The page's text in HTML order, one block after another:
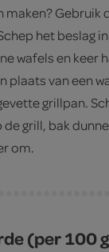
Gebruik
het beslag
wafels en keer
plaats van een
grillpan.
grill, bak
om.
(per 100